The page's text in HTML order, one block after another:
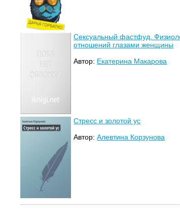
Сексуальный фастфуд.
отношений глазами женщины
Автор: Екатерина Макарова
Стресс и золотой ус
Автор:Алевтина Корзунова